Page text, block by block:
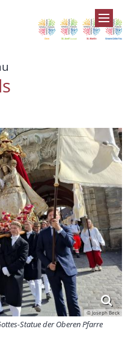
© Joseph Beck
Statue der Oberen Pfarre